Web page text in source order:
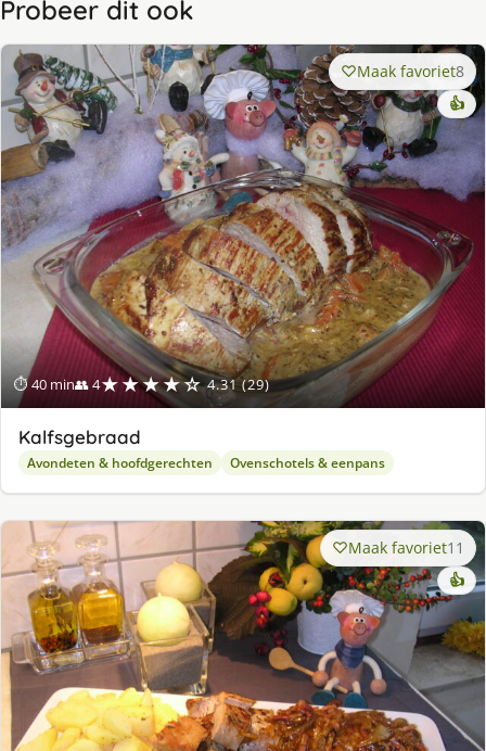
Probeer dit ook
⏱ 40 min👥 4★★★★☆ 4.31 (29)
Maak favoriet8
👍
Kalfsgebraad
Avondeten & hoofdgerechten Ovenschotels & eenpans
Maak favoriet11
👍